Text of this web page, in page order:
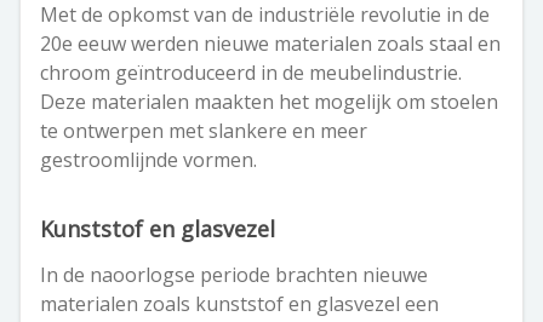
Met de opkomst van de industriële revolutie in de
20e eeuw werden nieuwe materialen zoals staal en
chroom geïntroduceerd in de meubelindustrie.
Deze materialen maakten het mogelijk om stoelen
te ontwerpen met slankere en meer
gestroomlijnde vormen.
Kunststof en glasvezel
In de naoorlogse periode brachten nieuwe
materialen zoals kunststof en glasvezel een